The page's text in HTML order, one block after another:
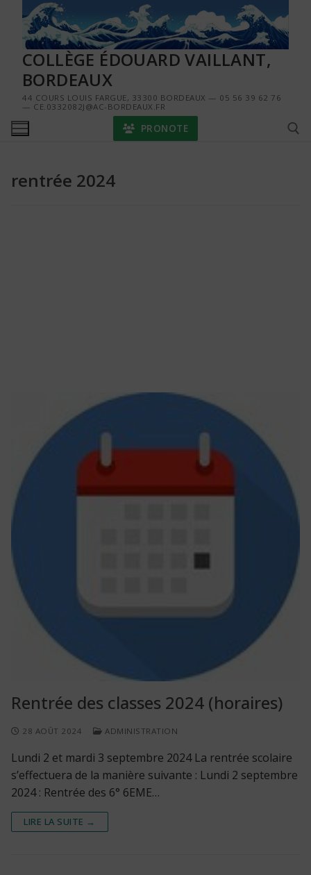
contenu
COLLÈGE ÉDOUARD VAILLANT,
BORDEAUX
44 COURS LOUIS FARGUE, 33300 BORDEAUX — 05 56 39 62 76
— CE.0332082J@AC-BORDEAUX.FR
PRONOTE
rentrée 2024
Rentrée des classes 2024 (horaires)
28 AOÛT 2024 ADMINISTRATION
Lundi 2 et mardi 3 septembre 2024 La rentrée scolaire
s’effectuera de la manière suivante : Lundi 2 septembre
2024 : Rentrée des 6° 6EME…
LIRE LA SUITE →